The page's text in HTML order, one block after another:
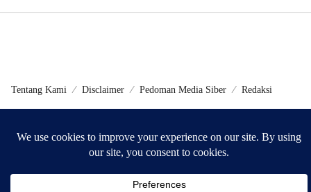
Tentang Kami Disclaimer Pedoman Media Siber Redaksi